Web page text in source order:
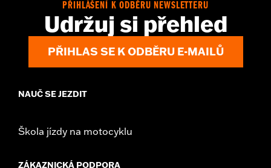
PŘIHLÁŠENÍ K ODBĚRU NEWSLETTERU
Udržuj si přehled
PŘIHLAS SE K ODBĚRU E-MAILŮ
NAUČ SE JEZDIT
Škola jízdy na motocyklu
ZÁKAZNICKÁ PODPORA